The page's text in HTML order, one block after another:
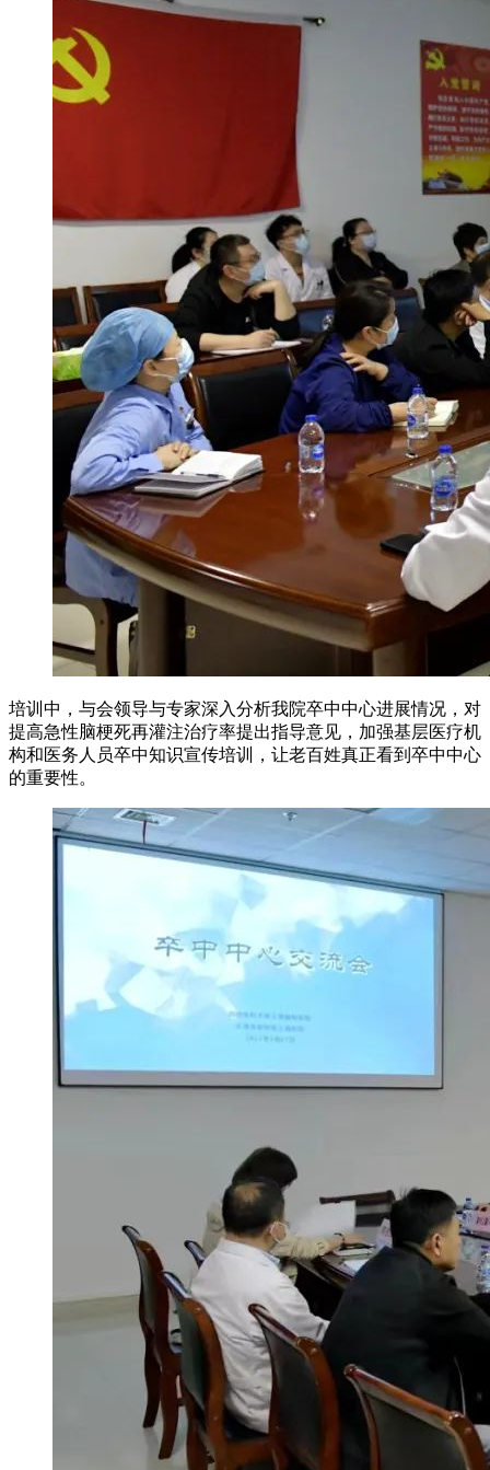
培训中，与会领导与专家深入分析我院卒中中心进展情况，对
提高急性脑梗死再灌注治疗率提出指导意见，加强基层医疗机
构和医务人员卒中知识宣传培训，让老百姓真正看到卒中中心
的重要性。